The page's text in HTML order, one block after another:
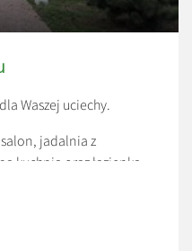
Waszej uciechy.
jadalnia z
kuchnia oraz łazienka.
Na poddaszu
i łazienka z wanną.